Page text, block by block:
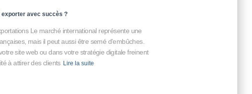
avec succès ?
Le marché international représente une
mais il peut aussi être semé d’embûches.
site web ou dans votre stratégie digitale freinent
à attirer des clients Lire la suite